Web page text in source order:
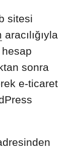
sitesi
aracılığıyla
sonra
e-ticaret